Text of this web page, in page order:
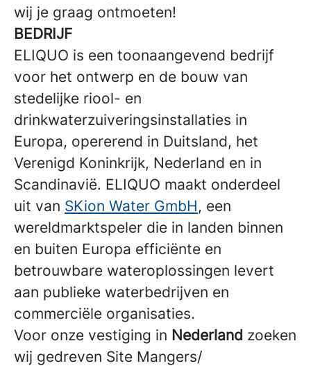
wij je graag ontmoeten!
BEDRIJF
ELIQUO is een toonaangevend bedrijf
voor het ontwerp en de bouw van
stedelijke riool- en
drinkwaterzuiveringsinstallaties in
Europa, opererend in Duitsland, het
Verenigd Koninkrijk, Nederland en in
Scandinavië. ELIQUO maakt onderdeel
uit van SKion Water GmbH, een
wereldmarktspeler die in landen binnen
en buiten Europa efficiënte en
betrouwbare wateroplossingen levert
aan publieke waterbedrijven en
commerciële organisaties.
Voor onze vestiging in Nederland zoeken
wij gedreven Site Mangers/